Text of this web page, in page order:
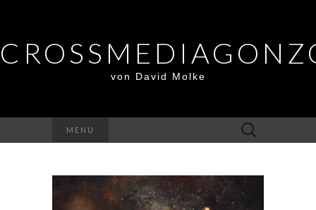
von David Molke
MENU
Suche
nach: